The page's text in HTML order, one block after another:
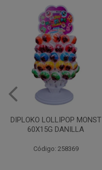
DIPLOKO LOLLIPOP MONST
60X15G DANILLA
Código: 258369